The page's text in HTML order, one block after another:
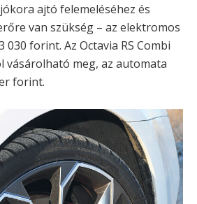
ajtó felemeléséhez és
van szükség – az elektromos
030 forint. Az Octavia RS Combi
vásárolható meg, az automata
forint.